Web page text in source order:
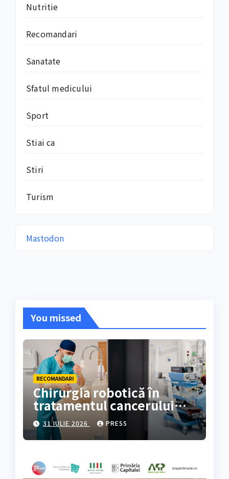
Nutritie
Recomandari
Sanatate
Sfatul medicului
Sport
Stiai ca
Stiri
Turism
Mastodon
You missed
RECOMANDARI
Chirurgia robotică în
tratamentul cancerului
colorectal
31 IULIE 2026 PRESS